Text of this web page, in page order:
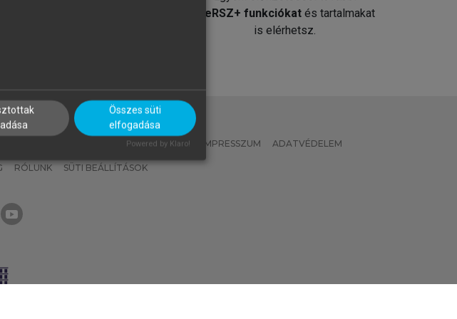
MeRSZ+ funkciókat és tartalmakat
is elérhetsz.
MI – ÁLTALÁNOS IRÁNYELVEK IMPRESSZUM ADATVÉDELEM
RÓLUNK SÜTI BEÁLLÍTÁSOK
Összes süti
elfogadása
Powered by Klaro!